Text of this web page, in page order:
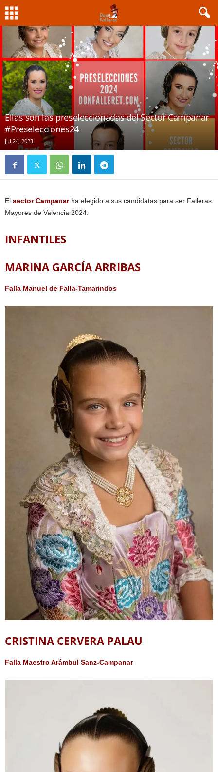
Ellas son las preseleccionadas del Sector Campanar
#Preselecciones24
Jul 24, 2023
El sector Campanarha elegido a sus candidatas para ser Falleras
Mayores de Valencia 2024:
INFANTILES
MARINA GARCÍA ARRIBAS
Falla Manuel de Falla-Tamarindos
CRISTINA CERVERA PALAU
Falla Maestro Arámbul Sanz-Campanar